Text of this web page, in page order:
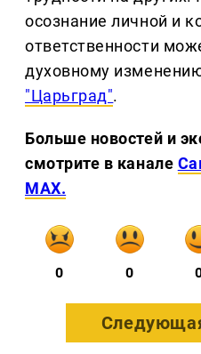
осознание личной и
ответственности
духовному
"Царьград".
Больше новостей и
смотрите в канале
MAX.
0 0